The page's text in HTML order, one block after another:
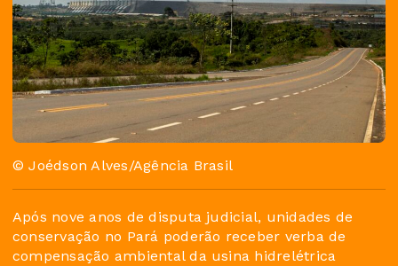
© Joédson Alves/Agência Brasil
Após nove anos de disputa judicial, unidades de
conservação no Pará poderão receber verba de
compensação ambiental da usina hidrelétrica